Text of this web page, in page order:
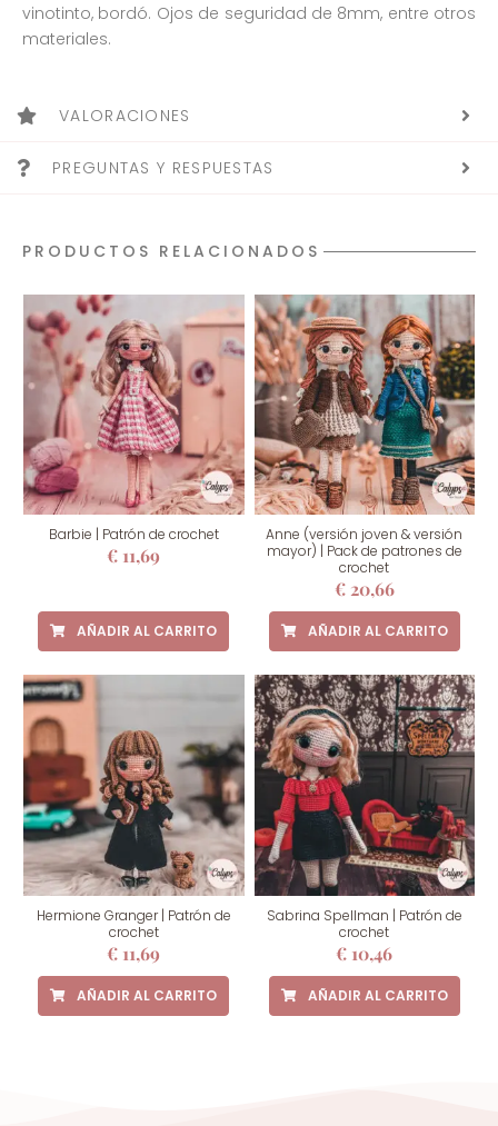
vinotinto, bordó. Ojos de seguridad de 8mm, entre otros
materiales.
VALORACIONES
PREGUNTAS Y RESPUESTAS
PRODUCTOS RELACIONADOS
Barbie | Patrón de crochet
€ 11,69
AÑADIR AL CARRITO
Anne (versión joven & versión
mayor) | Pack de patrones de
crochet
€20,66
AÑADIR AL CARRITO
Hermione Granger | Patrón de
crochet
€ 11,69
AÑADIR AL CARRITO
Sabrina Spellman | Patrón de
crochet
€ 10,46
AÑADIR AL CARRITO